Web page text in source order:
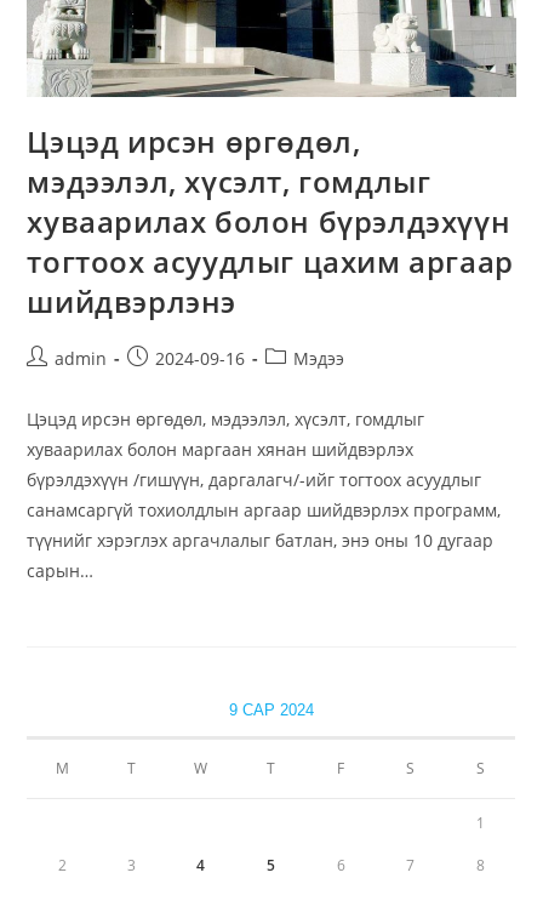
Цэцэд ирсэн өргөдөл,
мэдээлэл, хүсэлт, гомдлыг
хуваарилах болон бүрэлдэхүүн
тогтоох асуудлыг цахим аргаар
шийдвэрлэнэ
Postadmin
Post2024-09-16
PostМэдээ
Цэцэд ирсэн өргөдөл, мэдээлэл, хүсэлт, гомдлыг
хуваарилах болон маргаан хянан шийдвэрлэх
бүрэлдэхүүн /гишүүн, даргалагч/-ийг тогтоох асуудлыг
санамсаргүй тохиолдлын аргаар шийдвэрлэх программ,
түүнийг хэрэглэх аргачлалыг батлан, энэ оны 10 дугаар
сарын…
9 САР 2024
М Т W Т F S S
1
2 3 4 5 6 7 8